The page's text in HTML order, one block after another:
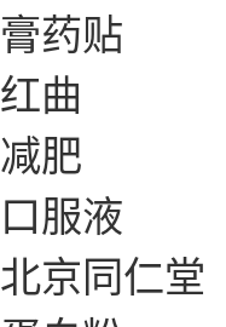
膏药贴
红曲
减肥
口服液
北京同仁堂